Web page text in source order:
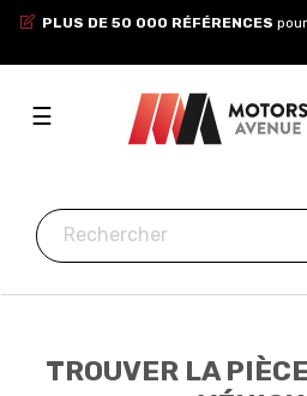
PLUS DE 50 000 RÉFÉRENCES
Toggle
navigation
☰
TROUVER LA